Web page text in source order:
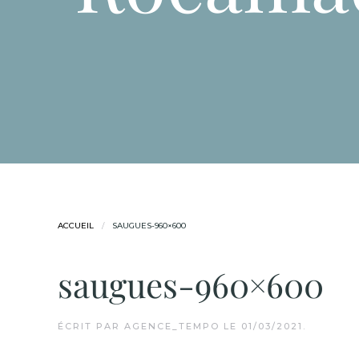
ACCUEIL SAUGUES-960×600
saugues-960×600
ÉCRIT PAR AGENCE_TEMPO LE 01/03/2021 .